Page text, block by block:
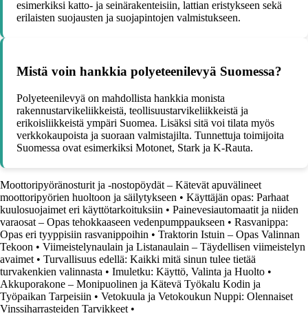
esimerkiksi katto- ja seinärakenteisiin, lattian eristykseen sekä
erilaisten suojausten ja suojapintojen valmistukseen.
Mistä voin hankkia polyeteenilevyä Suomessa?
Polyeteenilevyä on mahdollista hankkia monista
rakennustarvikeliikkeistä, teollisuustarvikeliikkeistä ja
erikoisliikkeistä ympäri Suomea. Lisäksi sitä voi tilata myös
verkkokaupoista ja suoraan valmistajilta. Tunnettuja toimijoita
Suomessa ovat esimerkiksi Motonet, Stark ja K-Rauta.
Moottoripyöränosturit ja -nostopöydät – Kätevät apuvälineet
moottoripyörien huoltoon ja säilytykseen • Käyttäjän opas: Parhaat
kuulosuojaimet eri käyttötarkoituksiin • Painevesiautomaatit ja niiden
varaosat – Opas tehokkaaseen vedenpumppaukseen • Rasvanippa:
Opas eri tyyppisiin rasvanippoihin • Traktorin Istuin – Opas Valinnan
Tekoon • Viimeistelynaulain ja Listanaulain – Täydellisen viimeistelyn
avaimet • Turvallisuus edellä: Kaikki mitä sinun tulee tietää
turvakenkien valinnasta • Imuletku: Käyttö, Valinta ja Huolto •
Akkuporakone – Monipuolinen ja Kätevä Työkalu Kodin ja
Työpaikan Tarpeisiin • Vetokuula ja Vetokoukun Nuppi: Olennaiset
Vinssiharrasteiden Tarvikkeet •